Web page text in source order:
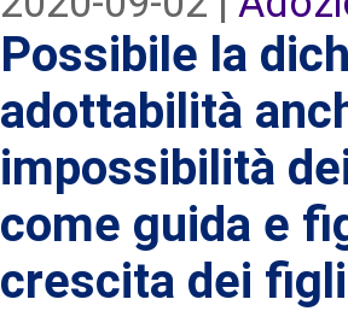
Possibile la
adottabilità
impossibilità
come guida e
crescita dei figli